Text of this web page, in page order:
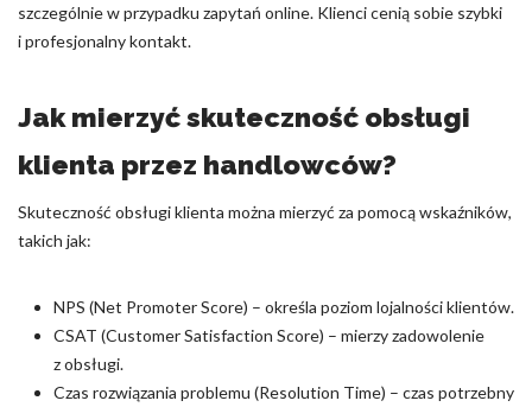
szczególnie w przypadku zapytań online. Klienci cenią sobie szybki
i profesjonalny kontakt.
Jak mierzyć skuteczność obsługi
klienta przez handlowców?
Skuteczność obsługi klienta można mierzyć za pomocą wskaźników,
takich jak:
NPS (Net Promoter Score) – określa poziom lojalności klientów.
CSAT (Customer Satisfaction Score) – mierzy zadowolenie
z obsługi.
Czas rozwiązania problemu (Resolution Time) – czas potrzebny